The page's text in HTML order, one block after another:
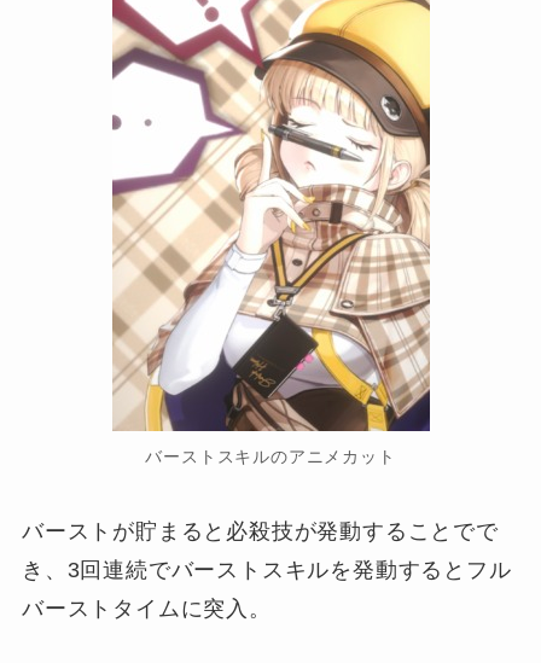
バーストスキルのアニメカット
バーストが貯まると必殺技が発動することでで
き、3回連続でバーストスキルを発動するとフル
バーストタイムに突入。